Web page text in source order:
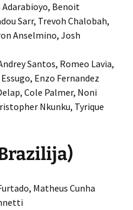
Adarabioyo, Benoit
Sarr, Trevoh Chalobah,
Anselmino, Josh
Santos, Romeo Lavia,
Enzo Fernandez
Cole Palmer, Noni
Nkunku, Tyrique
Matheus Cunha